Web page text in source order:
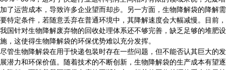
加了运营成本，导致许多企业望而却步。另一方面，生物降解袋的降解需
要特定条件，若随意丢弃在普通环境中，其降解速度会大幅减慢。目前，
我国针对生物降解废弃物的回收处理体系还不够完善，缺乏足够的堆肥设
施，这使得生物降解袋的环保优势难以充分发挥。
尽管生物降解袋在用于快递包装时存在一些问题，但不能否认其巨大的发
展潜力和环保价值。随着技术的不断创新，生物降解袋的生产成本有望逐